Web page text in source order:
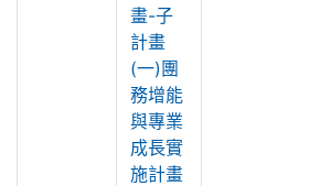
畫-子
計畫
(一)團
務增能
與專業
成長實
施計畫